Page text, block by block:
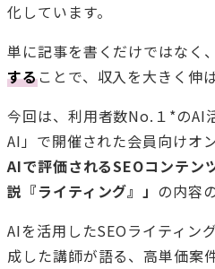
化しています。
単に記事を書くだけではなく、
することで、収入を大きく伸
今回は、利用者数No.１*のAI
AI」で開催された会員向けオ
AIで評価されるSEOコンテン
説『ライティング』」 の内容
AIを活用したSEOライティン
成した講師が語る、高単価案